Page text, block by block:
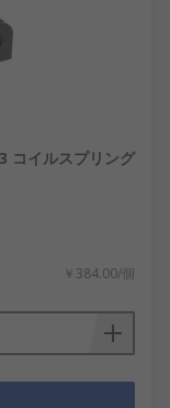
コイルスプリング
￥384.00/個